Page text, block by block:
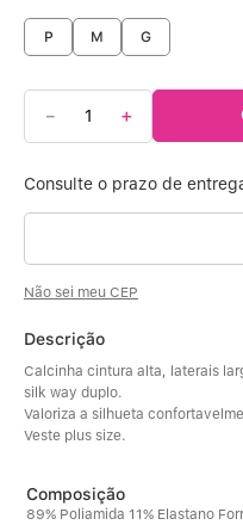
P M G
＋
－
Não sei meu CEP
Descrição
Calcinha cintura alta, laterais
silk way duplo.
Valoriza a silhueta
Veste plus size.
89% Poliamida 11% Elastano
º Multifuncional
Algodão Egípcio